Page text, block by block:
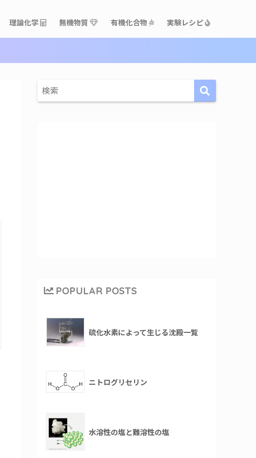
理論化学 無機物質 有機化合物 実験レシピ
POPULAR POSTS
硫化水素によって生じる沈殿一覧
ニトログリセリン
水溶性の塩と難溶性の塩